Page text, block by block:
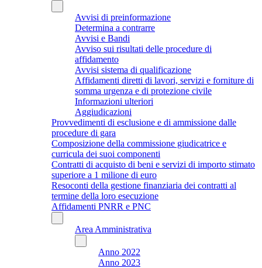
Avvisi di preinformazione
Determina a contrarre
Avvisi e Bandi
Avviso sui risultati delle procedure di
affidamento
Avvisi sistema di qualificazione
Affidamenti diretti di lavori, servizi e forniture di
somma urgenza e di protezione civile
Informazioni ulteriori
Aggiudicazioni
Provvedimenti di esclusione e di ammissione dalle
procedure di gara
Composizione della commissione giudicatrice e
curricula dei suoi componenti
Contratti di acquisto di beni e servizi di importo stimato
superiore a 1 milione di euro
Resoconti della gestione finanziaria dei contratti al
termine della loro esecuzione
Affidamenti PNRR e PNC
Area Amministrativa
Anno 2022
Anno 2023